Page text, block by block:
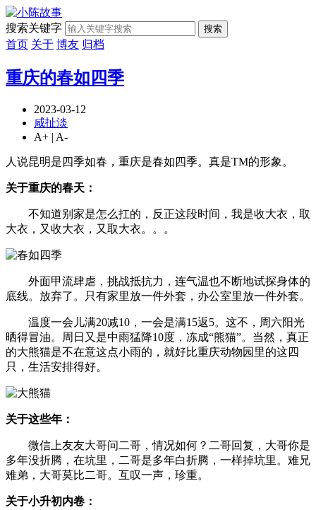
搜索关键字 搜索
首页 关于 博友 归档
重庆的春如四季
2023-03-12
咸扯淡
A+ | A-
人说昆明是四季如春，重庆是春如四季。真是TM的形象。
关于重庆的春天：
不知道别家是怎么扛的，反正这段时间，我是收大衣，取
大衣，又收大衣，又取大衣。。。
外面甲流肆虐，挑战抵抗力，连气温也不断地试探身体的
底线。放弃了。只有家里放一件外套，办公室里放一件外套。
温度一会儿满20减10，一会是满15返5。这不，周六阳光
晒得冒油。周日又是中雨猛降10度，冻成“熊猫”。当然，真正
的大熊猫是不在意这点小雨的，就好比重庆动物园里的这四
只，生活安排得好。
关于这些年：
微信上友友大哥问二哥，情况如何？二哥回复，大哥你是
多年没折腾，在坑里，二哥是多年白折腾，一样掉坑里。难兄
难弟，大哥莫比二哥。互叹一声，珍重。
关于小升初内卷：